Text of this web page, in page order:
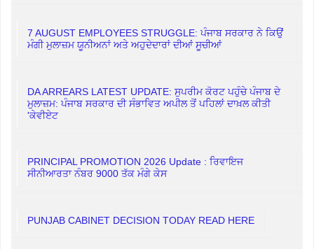
7 AUGUST EMPLOYEES STRUGGLE: ਪੰਜਾਬ ਸਰਕਾਰ ਨੇ ਕਿਉਂ
ਮੰਗੀ ਮੁਲਾਜ਼ਮ ਯੂਨੀਅਨਾਂ ਅਤੇ ਅਹੁਦੇਦਾਰਾਂ ਦੀਆਂ ਸੂਚੀਆਂ
DA ARREARS LATEST UPDATE: ਸੁਪਰੀਮ ਕੋਰਟ ਪਹੁੰਚੇ ਪੰਜਾਬ ਦੇ
ਮੁਲਾਜ਼ਮ: ਪੰਜਾਬ ਸਰਕਾਰ ਦੀ ਸੰਭਾਵਿਤ ਅਪੀਲ ਤੋਂ ਪਹਿਲਾਂ ਦਾਖ਼ਲ ਕੀਤੀ
'ਕੇਵੀਏਟ
PRINCIPAL PROMOTION 2026 Update : ਰਿਵਾਇਜ
ਸੀਨੀਆਰਤਾ ਨੰਬਰ 9000 ਤੱਕ ਮੰਗੇ ਕੇਸ
PUNJAB CABINET DECISION TODAY READ HERE